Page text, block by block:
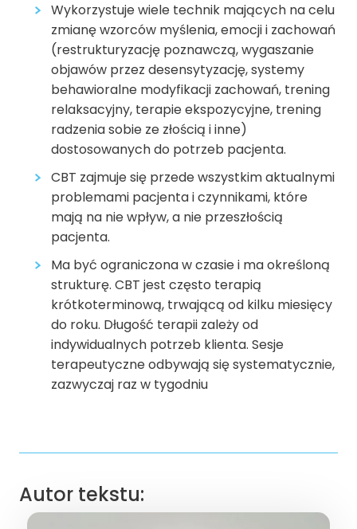
Wykorzystuje wiele technik mających na celu
zmianę wzorców myślenia, emocji i zachowań
(restrukturyzację poznawczą, wygaszanie
objawów przez desensytyzację, systemy
behawioralne modyfikacji zachowań, trening
relaksacyjny, terapie ekspozycyjne, trening
radzenia sobie ze złością i inne)
dostosowanych do potrzeb pacjenta.
CBT zajmuje się przede wszystkim aktualnymi
problemami pacjenta i czynnikami, które
mają na nie wpływ, a nie przeszłością
pacjenta.
Ma być ograniczona w czasie i ma określoną
strukturę. CBT jest często terapią
krótkoterminową, trwającą od kilku miesięcy
do roku. Długość terapii zależy od
indywidualnych potrzeb klienta. Sesje
terapeutyczne odbywają się systematycznie,
zazwyczaj raz w tygodniu
Autor tekstu: